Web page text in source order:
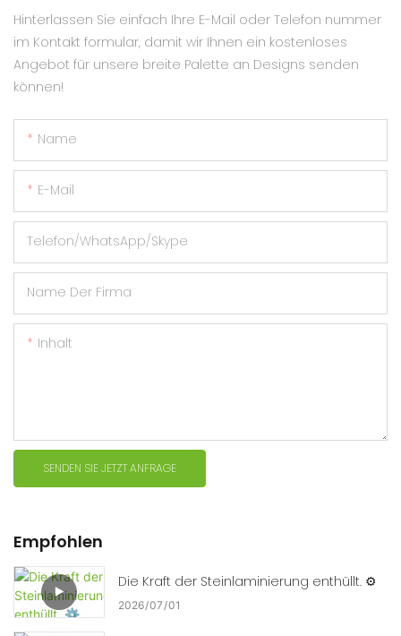
Hinterlassen Sie einfach Ihre E-Mail oder Telefon nummer
im Kontakt formular, damit wir Ihnen ein kostenloses
Angebot für unsere breite Palette an Designs senden
können!
Name
E-Mail
Telefon/WhatsApp/Skype
Name Der Firma
Inhalt
SENDEN SIE JETZT ANFRAGE
Empfohlen
Die Kraft der Steinlaminierung enthüllt. ⚙️
2026 07 01